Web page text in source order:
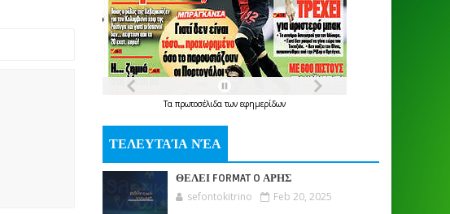
Τα πρωτοσέλιδατων εφημερίδων
ΤΕΛΕΥΤΑΊΑ ΝΈΑ
ΘΕΛΕΙ FORMAT O ΑΡΗΣ
sefontokitrino Feb 20, 2025